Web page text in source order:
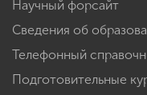
Научный форсайт
Сведения об
Телефонный
Подготовительные